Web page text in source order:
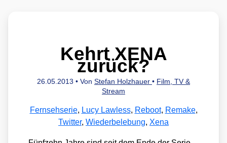
Kehrt XENA
zurück?
26.05.2013 • Von Stefan Holzhauer • Film, TV &
Stream
Fernsehserie, Lucy Lawless, Reboot, Remake,
Twitter, Wiederbelebung, Xena